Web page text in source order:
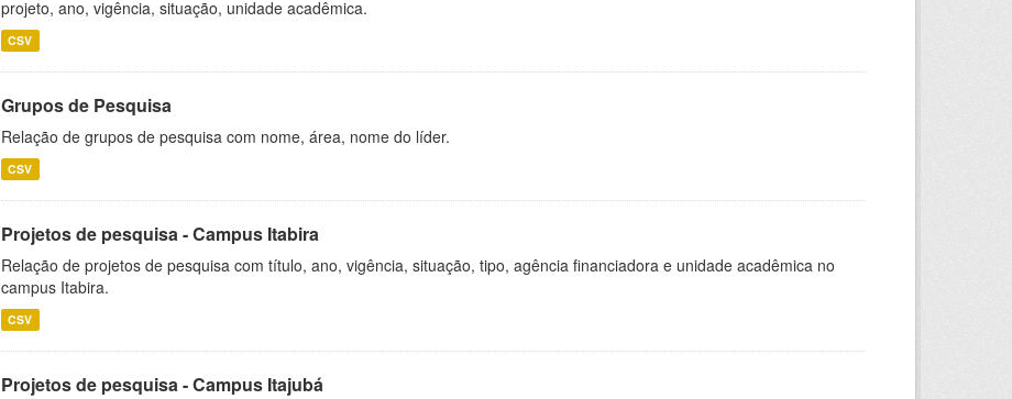
projeto, ano, vigência, situação, unidade acadêmica.
CSV
Grupos de Pesquisa
Relação de grupos de pesquisa com nome, área, nome do líder.
CSV
Projetos de pesquisa - Campus Itabira
Relação de projetos de pesquisa com título, ano, vigência, situação, tipo, agência financiadora e unidade acadêmica no
campus Itabira.
CSV
Projetos de pesquisa - Campus Itajubá